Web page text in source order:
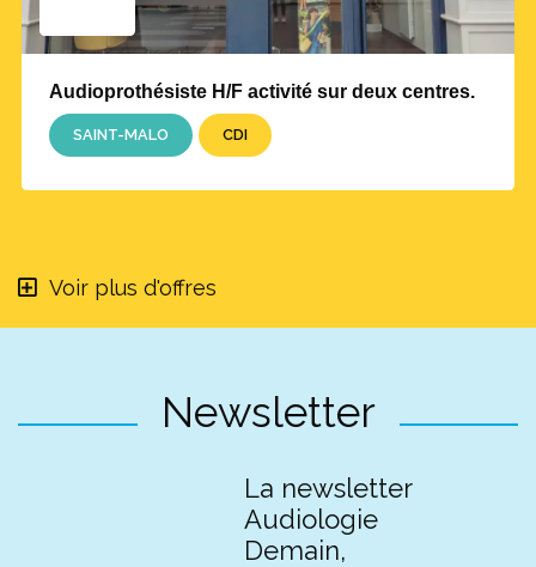
Audioprothésiste H/F activité sur deux centres.
SAINT-MALO CDI
Voir plus d'offres
Newsletter
La newsletter
Audiologie
Demain,